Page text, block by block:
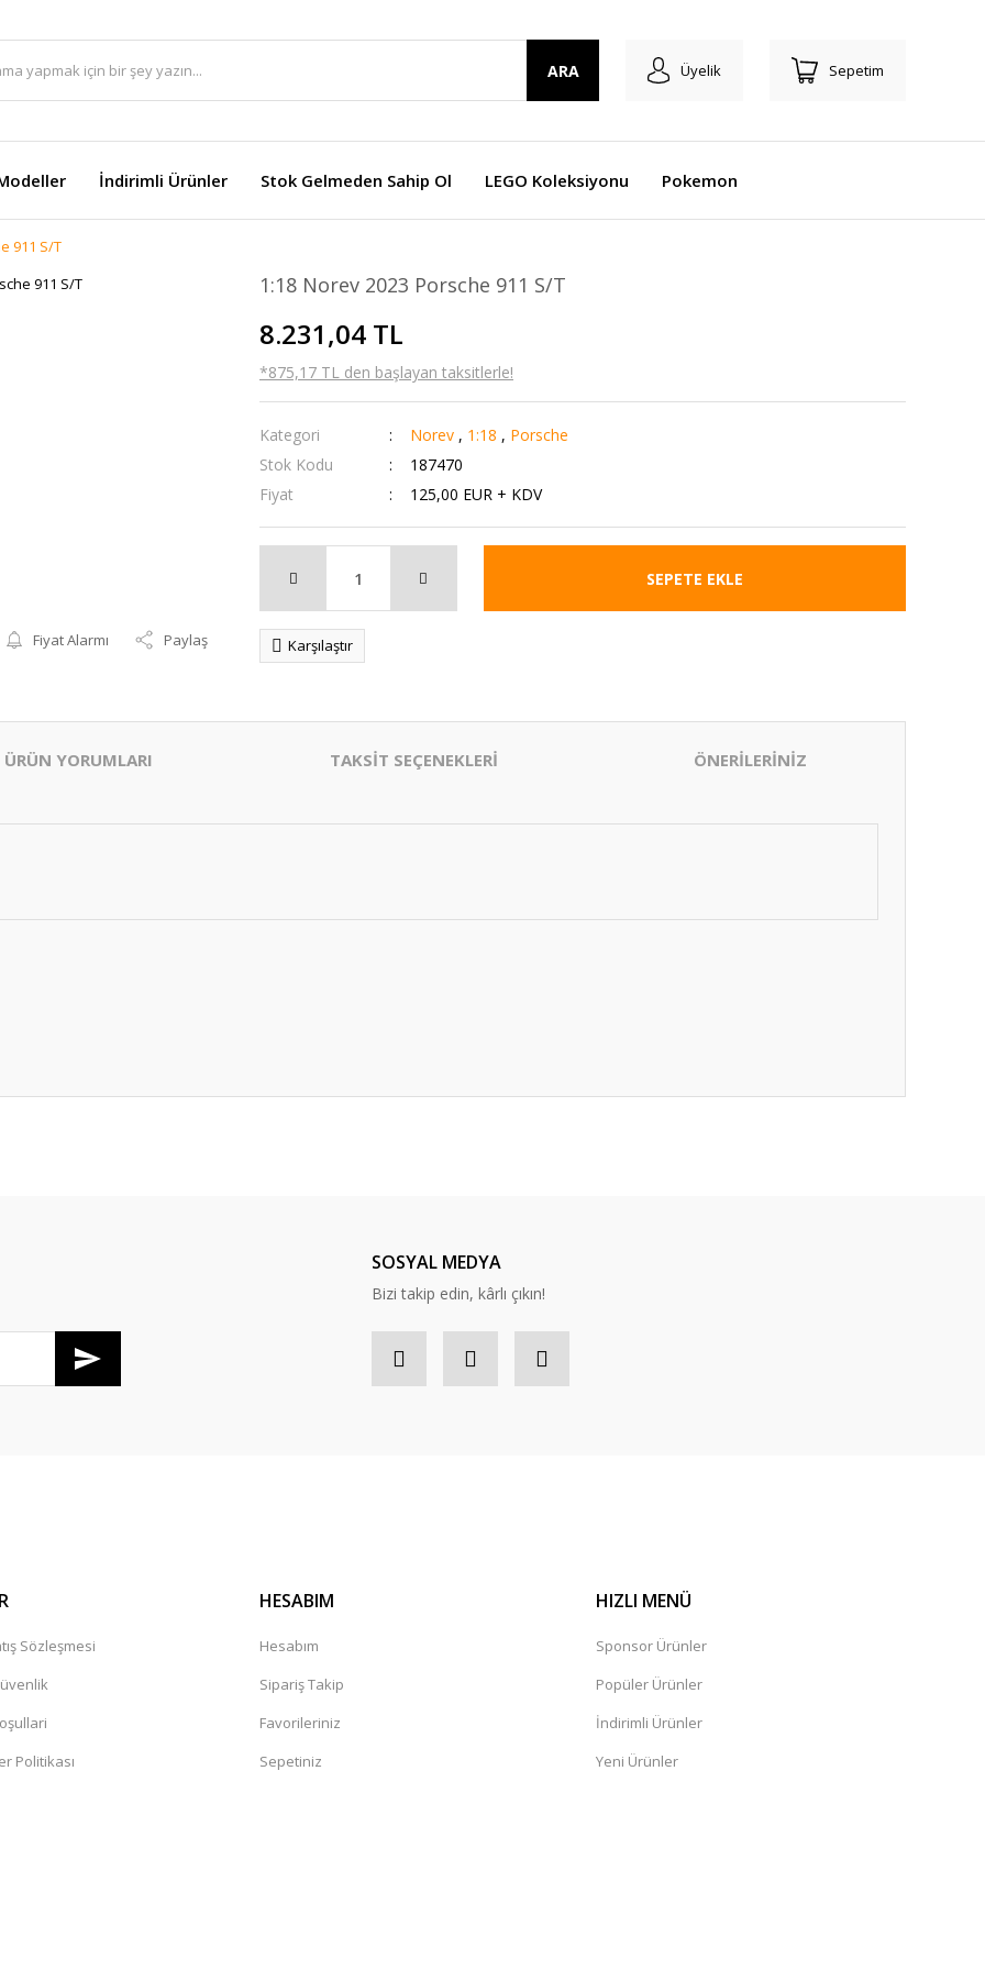
ARA Üyelik Sepetim
İndirimli Ürünler Stok Gelmeden Sahip Ol LEGO Koleksiyonu Pokemon
911 S/T
Fiyat Alarmı Paylaş
1:18 Norev 2023 Porsche 911 S/T
8.231,04 TL
*875,17 TL den başlayan taksitlerle!
Kategori Norev , 1:18 , Porsche
Stok Kodu
187470
Fiyat
125,00 EUR + KDV
SEPETE EKLE
Karşılaştır
ÜRÜN YORUMLARI TAKSİT SEÇENEKLERİ ÖNERİLERİNİZ
SOSYAL MEDYA
Bizi takip edin, kârlı çıkın!
Sözleşmesi
Politikası
HESABIM
Hesabım
Sipariş Takip
Favorileriniz
Sepetiniz
HIZLI MENÜ
Sponsor Ürünler
Popüler Ürünler
İndirimli Ürünler
Yeni Ürünler